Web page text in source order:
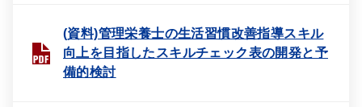
(資料)管理栄養士の生活習慣改善指導スキル
向上を目指したスキルチェック表の開発と予
備的検討